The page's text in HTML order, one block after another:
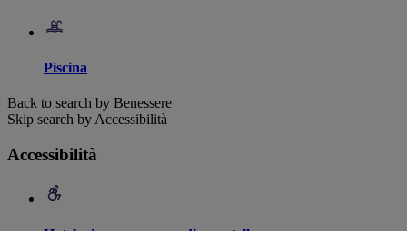
Piscina
Back to search by Benessere
Skip search by Accessibilità
Accessibilità